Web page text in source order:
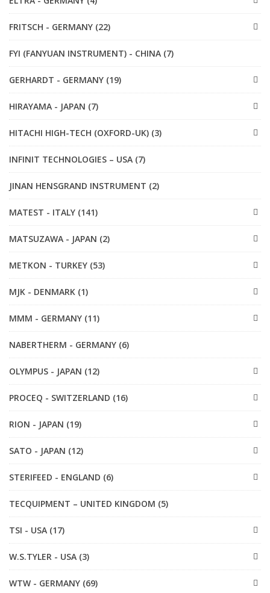
FRITSCH - GERMANY (22)
FYI (FANYUAN INSTRUMENT) - CHINA (7)
GERHARDT - GERMANY (19)
HIRAYAMA - JAPAN (7)
HITACHI HIGH-TECH (OXFORD-UK) (3)
INFINIT TECHNOLOGIES – USA (7)
JINAN HENSGRAND INSTRUMENT (2)
MATEST - ITALY (141)
MATSUZAWA - JAPAN (2)
METKON - TURKEY (53)
MJK - DENMARK (1)
MMM - GERMANY (11)
NABERTHERM - GERMANY (6)
OLYMPUS - JAPAN (12)
PROCEQ - SWITZERLAND (16)
RION - JAPAN (19)
SATO - JAPAN (12)
STERIFEED - ENGLAND (6)
TECQUIPMENT – UNITED KINGDOM (5)
TSI - USA (17)
W.S.TYLER - USA (3)
WTW - GERMANY (69)